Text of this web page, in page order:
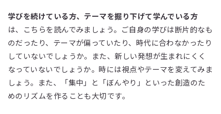
学びを続けている方、テーマを掘り下げて学んでいる方
は、こちらを読んでみましょう。ご自身の学びは断片的なも
のだったり、テーマが偏っていたり、時代に合わなかったり
していないでしょうか。また、新しい発想が生まれにくく
なっていないでしょうか。時には視点やテーマを変えてみま
しょう。また、「集中」と「ぼんやり」といった創造のた
めのリズムを作ることも大切です。